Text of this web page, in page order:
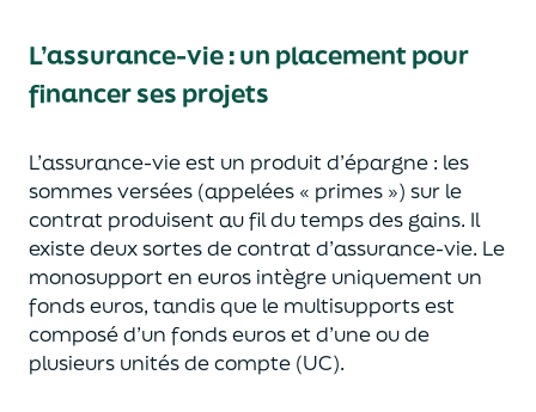
L’assurance-vie : un placement pour
financer ses projets
L’assurance-vie est un produit d’épargne : les
sommes versées (appelées « primes ») sur le
contrat produisent au fil du temps des gains. Il
existe deux sortesde contrat d’assurance-vie. Le
monosupport en euros intègre uniquement un
fonds euros, tandis que le multisupports est
composé d’un fonds euros et d’une ou de
plusieurs unités de compte (UC).